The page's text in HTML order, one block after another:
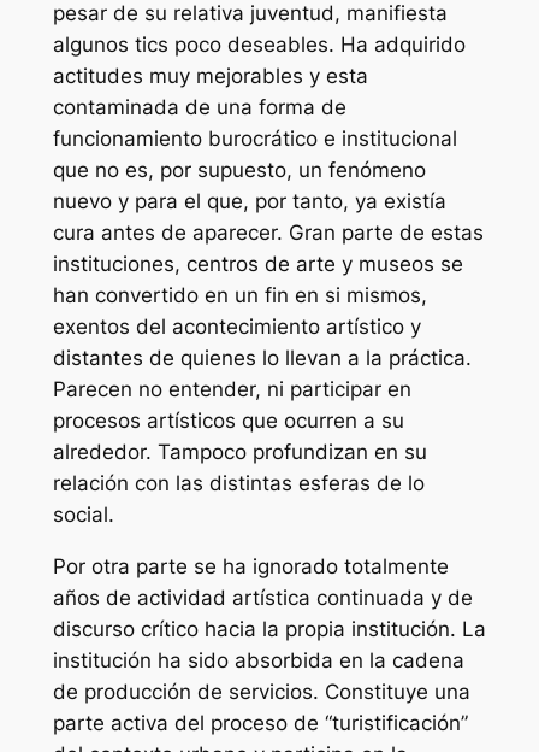
pesar de su relativa juventud, manifiesta
algunos tics poco deseables. Ha adquirido
actitudes muy mejorables y esta
contaminada de una forma de
funcionamiento burocrático e institucional
que no es, por supuesto, un fenómeno
nuevo y para el que, por tanto, ya existía
cura antes de aparecer. Gran parte de estas
instituciones, centros de arte y museos se
han convertido en un fin en si mismos,
exentos del acontecimiento artístico y
distantes de quienes lo llevan a la práctica.
Parecen no entender, ni participar en
procesos artísticos que ocurren a su
alrededor. Tampoco profundizan en su
relación con las distintas esferas de lo
social.
Por otra parte se ha ignorado totalmente
años de actividad artística continuada y de
discurso crítico hacia la propia institución. La
institución ha sido absorbida en la cadena
de producción de servicios. Constituye una
parte activa del proceso de “turistificación”